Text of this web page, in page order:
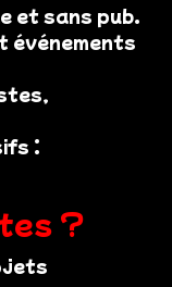
et sans pub.
événements
:
?